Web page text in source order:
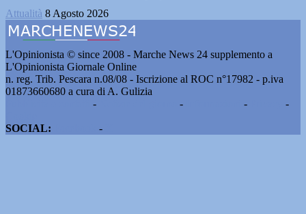
Attualità 8 Agosto 2026
L'Opinionista © since 2008 - Marche News 24 supplemento a
L'Opinionista Giornale Online
n. reg. Trib. Pescara n.08/08 - Iscrizione al ROC n°17982 - p.iva
01873660680 a cura di A. Gulizia
- - -
-
SOCIAL:
-